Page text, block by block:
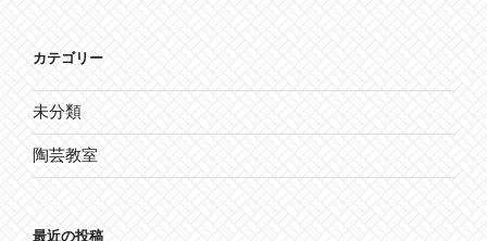
カテゴリー
未分類
陶芸教室
最近の投稿